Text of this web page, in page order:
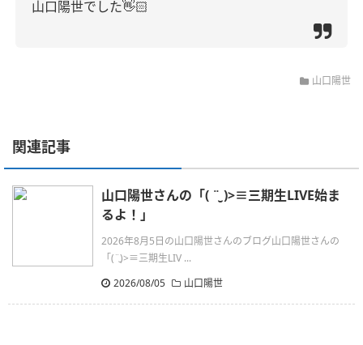
山口陽世でした👋🏻
山口陽世
関連記事
山口陽世さんの「( ¨̮ )>≡三期生LIVE始ま
るよ！」
2026年8月5日の山口陽世さんのブログ山口陽世さんの
「(¨̮)>≡三期生LIV ...
2026/08/05
山口陽世